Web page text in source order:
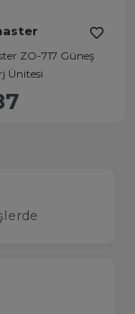
ZO-717 Güneş
Ünitesi